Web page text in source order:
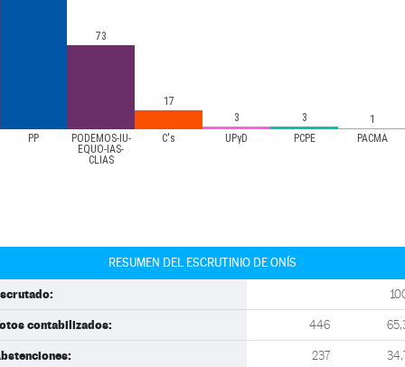
PP
PODEMOS-IU-
EQUO-IAS-
CLIAS
C's UPyD PCPE PACMA
73
17
3
3 1
RESUMEN DEL ESCRUTINIO DE ONÍS
contabilizados: 446
237